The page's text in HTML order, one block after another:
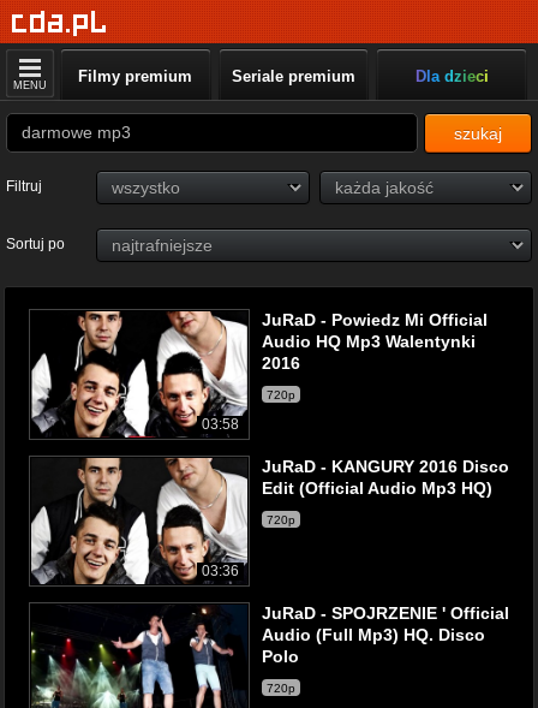
MENU Filmy premium Seriale premium Dla dzieci
szukaj
Filtruj
Sortuj po
03:58
JuRaD - Powiedz Mi Official
Audio HQ Mp3 Walentynki
2016
720p
03:36
JuRaD - KANGURY 2016 Disco
Edit (Official Audio Mp3 HQ)
720p
JuRaD - SPOJRZENIE ' Official
Audio (Full Mp3) HQ. Disco
Polo
720p